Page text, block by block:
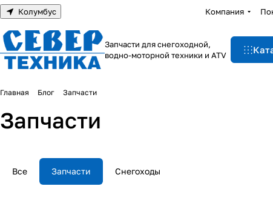
Колумбус Компания
Запчасти для снегоходной,
водно-моторной техники и ATV
Главная Блог Запчасти
Запчасти
Все Запчасти Снегоходы